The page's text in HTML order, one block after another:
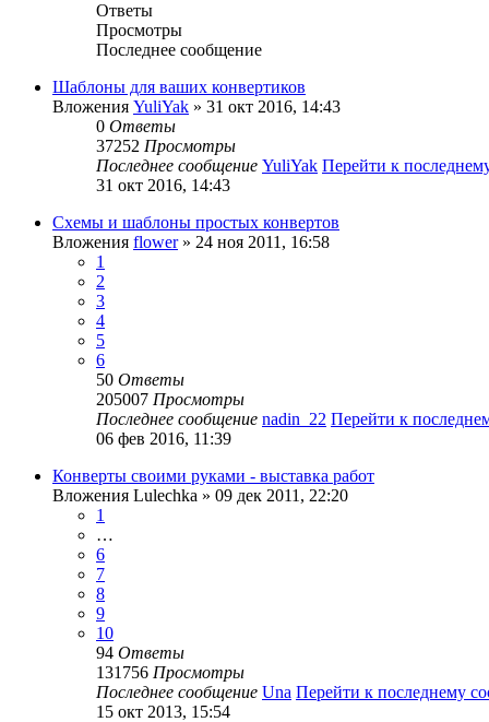
Ответы
Просмотры
Последнее сообщение
Шаблоны для ваших конвертиков
Вложения YuliYak » 31 окт 2016, 14:43
0 Ответы
37252 Просмотры
Последнее сообщение YuliYak Перейти к
31 окт 2016, 14:43
Схемы и шаблоны простых конвертов
Вложения flower» 24 ноя 2011, 16:58
1
2
3
4
5
6
50 Ответы
205007 Просмотры
Последнее сообщение nadin_22 Перейти к
06 фев 2016, 11:39
Конверты своими руками - выставка работ
Вложения Lulechka » 09 дек 2011, 22:20
1
…
6
7
8
9
10
94 Ответы
131756 Просмотры
Последнее сообщение Una Перейти к последнему
15 окт 2013, 15:54